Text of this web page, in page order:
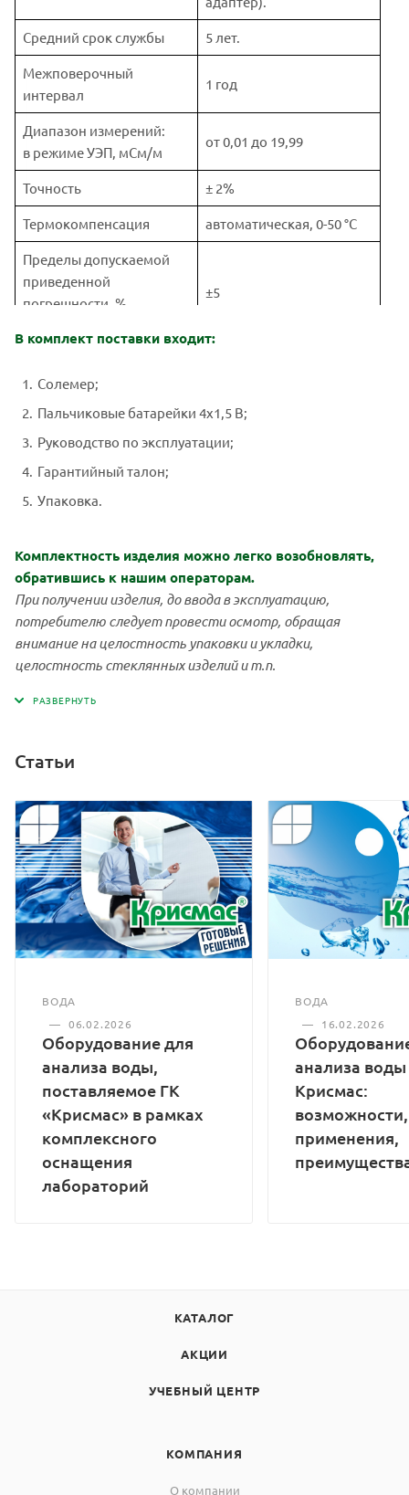
Средний срок службы 5 лет.
Межповерочный
интервал
1 год
Диапазон измерений:
в режиме УЭП, мСм/м
от 0,01 до 19,99
Точность ± 2%
Термокомпенсация автоматическая, 0-50 °С
Пределы допускаемой
приведенной
погрешности, %
±5
термокомпенсации, °С
Температурный
коэффициент Р, %/ °С
Габаритные размеры,, мм
Масса, не более, г
ручная, по одной точке
В комплект поставки входит:
Солемер;
Пальчиковые батарейки 4х1,5 В;
Руководство по эксплуатации;
Гарантийный талон;
Упаковка.
Комплектность изделия можно легко возобновлять,
обратившись к нашим операторам.
При получении изделия, до ввода в эксплуатацию,
потребителю следует провести осмотр, обращая
внимание на целостность упаковки и укладки,
целостность стеклянных изделий и т.п.
Статьи
ВОДА
— 06.02.2026
Оборудование для
анализа воды,
поставляемое ГК
«Крисмас» в рамках
комплексного
оснащения
лабораторий
ВОДА
—
16.02.2026
анализа воды
Крисмас:
применения,
КАТАЛОГ
АКЦИИ
УЧЕБНЫЙ ЦЕНТР
КОМПАНИЯ
О компании